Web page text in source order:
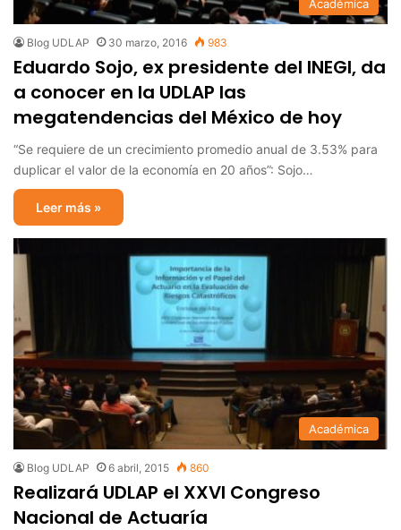
Académica
Blog UDLAP 30 marzo, 2016 983
Eduardo Sojo, ex presidente del INEGI, da
a conocer en la UDLAP las
megatendencias del México de hoy
“Se requiere de un crecimiento promedio anual de 3.53% para
duplicar el valor de la economía en 20 años”: Sojo…
Leer más »
Académica
Blog UDLAP 6 abril, 2015 860
Realizará UDLAP el XXVI Congreso
Nacional de Actuaría